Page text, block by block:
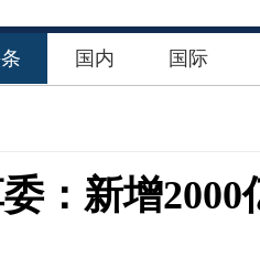
国内 国际
：新增